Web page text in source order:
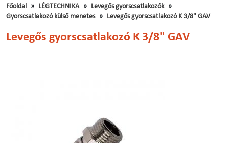
Főoldal LÉGTECHNIKA
Levegős gyorscsatlakozók
Gyorscsatlakozó külső menetes
Levegős gyorscsatlakozó K 3/8" GAV
Levegős gyorscsatlakozó K 3/8" GAV